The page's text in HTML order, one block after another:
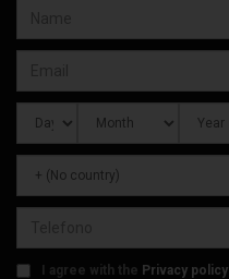
I agree with the Privacy policy